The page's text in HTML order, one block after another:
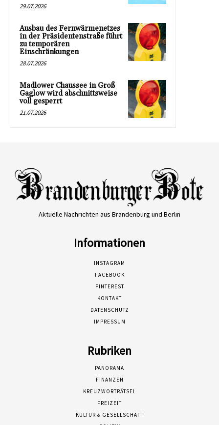
29.07.2026
Ausbau des Fernwärmenetzes
in der Präsidentenstraße führt
zu temporären
Einschränkungen
28.07.2026
Madlower Chaussee in Groß
Gaglow wird abschnittsweise
voll gesperrt
21.07.2026
Aktuelle Nachrichten aus Brandenburg und Berlin
Informationen
INSTAGRAM
FACEBOOK
PINTEREST
KONTAKT
DATENSCHUTZ
IMPRESSUM
Rubriken
PANORAMA
FINANZEN
KREUZWORTRÄTSEL
FREIZEIT
KULTUR & GESELLSCHAFT